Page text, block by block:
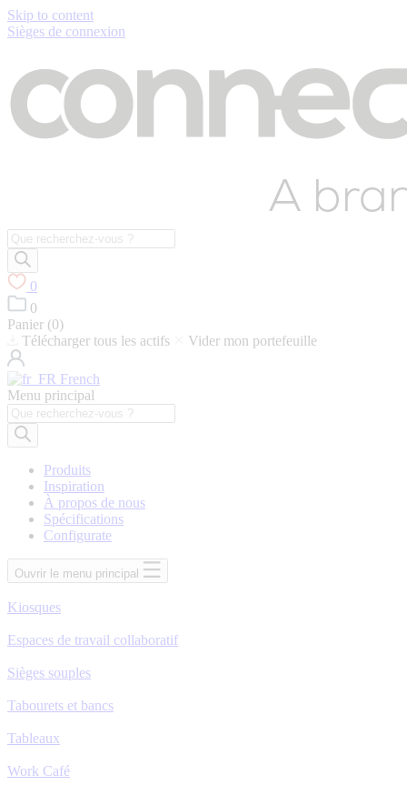
Skip to content
Sièges de connexion
Recherche
de
produits
0
0
Panier (0)
Télécharger tous les actifs
Vider mon portefeuille
French
Menu principal
Recherche
de
produits
Produits
Inspiration
À propos de nous
Spécifications
Configurate
Ouvrir le menu principal
Kiosques
Espaces de travail collaboratif
Sièges souples
Tabourets et bancs
Tableaux
Work Café